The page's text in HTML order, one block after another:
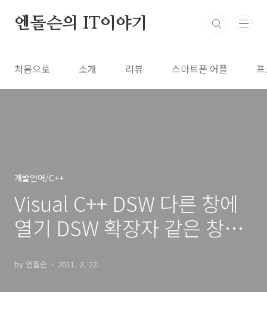
엔돌슨의 IT이야기
처음으로 소개 리뷰 스마트폰 어플
개발언어/C++
Visual C++ DSW 다른 창에
열기 DSW 확장자 같은 창에
by 엔돌슨 2011. 2. 22.